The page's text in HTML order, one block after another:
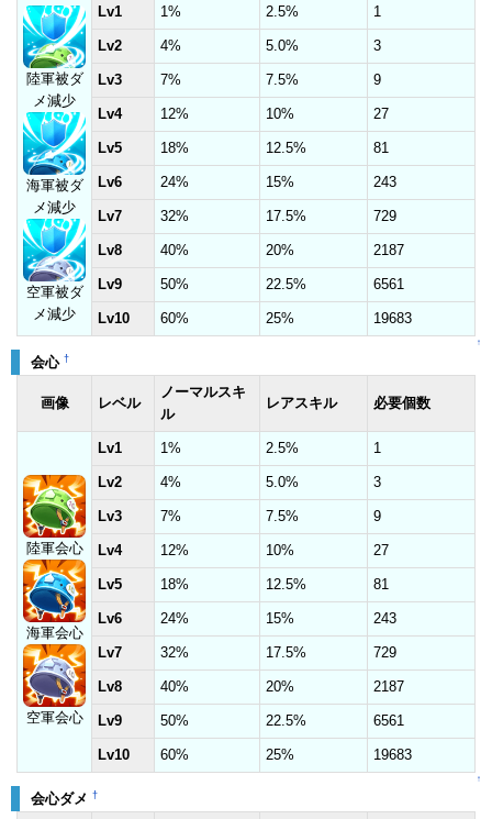
陸軍被ダ
メ減少
海軍被ダ
メ減少
空軍被ダ
メ減少
Lv1 1% 2.5% 1
Lv2 4% 5.0% 3
Lv3 7% 7.5% 9
Lv4 12% 10% 27
Lv5 18% 12.5% 81
Lv6 24% 15% 243
Lv7 32% 17.5% 729
Lv8 40% 20% 2187
Lv9 50% 22.5% 6561
Lv10 60% 25% 19683
↑
会心 †
画像 レベル
ノーマルスキ
ル
レアスキル 必要個数
陸軍会心
海軍会心
空軍会心
Lv1 1% 2.5% 1
Lv2 4% 5.0% 3
Lv3 7% 7.5% 9
Lv4 12% 10% 27
Lv5 18% 12.5% 81
Lv6 24% 15% 243
Lv7 32% 17.5% 729
Lv8 40% 20% 2187
Lv9 50% 22.5% 6561
Lv10 60% 25% 19683
↑
会心ダメ †